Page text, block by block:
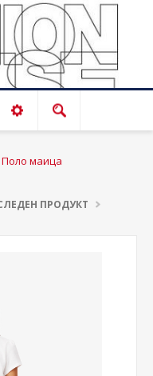
Поло маица
ПРОДУКТ